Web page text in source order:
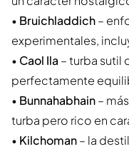
• Bruichladdich–
experimentales,
• Caol Ila – turba sutil
perfectamente
• Bunnahabhain–
turba pero rico en
• Kilchoman– la